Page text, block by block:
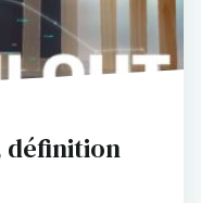
définition